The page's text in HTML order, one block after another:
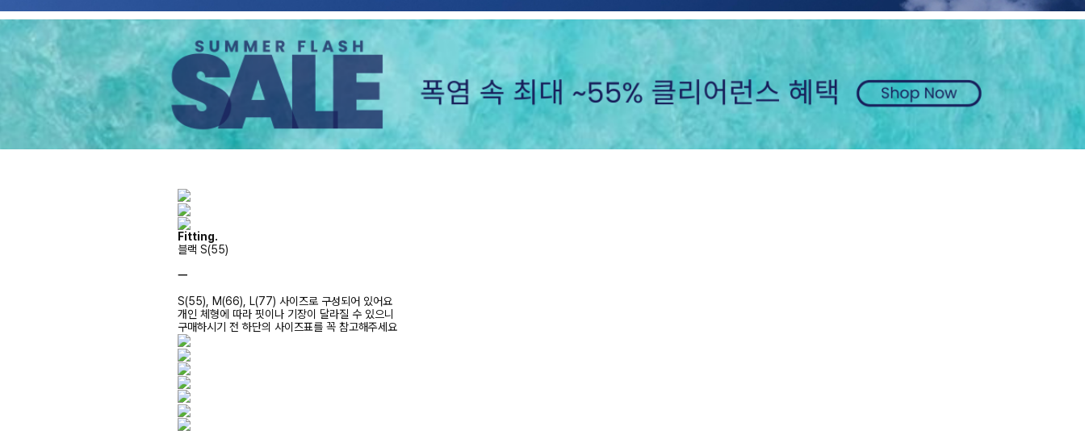
Fitting.
블랙 S(55)
ㅡ
S(55), M(66), L(77) 사이즈로 구성되어 있어요
개인 체형에 따라 핏이나 기장이 달라질 수 있으니
구매하시기 전 하단의 사이즈표를 꼭 참고해주세요